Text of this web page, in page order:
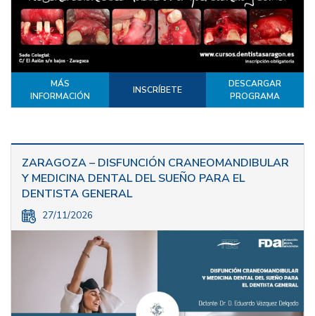
MÁS
INFORMACIÓN
INSCRÍBETE
DESCARGAR
PROGRAMA
ZARAGOZA – DISFUNCIÓN CRANEOMANDIBULAR
Y MEDICINA DENTAL DEL SUEÑO PARA EL
DENTISTA GENERAL
27/11/2026